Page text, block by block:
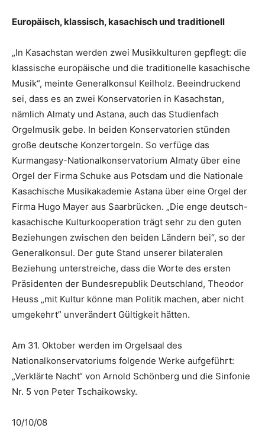
Europäisch, klassisch, kasachisch und traditionell
„In Kasachstan werden zwei Musikkulturen gepflegt: die
klassische europäische und die traditionelle kasachische
Musik“, meinte Generalkonsul Keilholz. Beeindruckend
sei, dass es an zwei Konservatorien in Kasachstan,
nämlich Almaty und Astana, auch das Studienfach
Orgelmusik gebe. In beiden Konservatorien stünden
große deutsche Konzertorgeln. So verfüge das
Kurmangasy-Nationalkonservatorium Almaty über eine
Orgel der Firma Schuke aus Potsdam und die Nationale
Kasachische Musikakademie Astana über eine Orgel der
Firma Hugo Mayer aus Saarbrücken. „Die enge deutsch-
kasachische Kulturkooperation trägt sehr zu den guten
Beziehungen zwischen den beiden Ländern bei“, so der
Generalkonsul. Der gute Stand unserer bilateralen
Beziehung unterstreiche, dass die Worte des ersten
Präsidenten der Bundesrepublik Deutschland, Theodor
Heuss „mit Kultur könne man Politik machen, aber nicht
umgekehrt” unverändert Gültigkeit hätten.
Am 31. Oktober werden im Orgelsaal des
Nationalkonservatoriums folgende Werke aufgeführt:
„Verklärte Nacht“ von Arnold Schönberg und die Sinfonie
Nr. 5 von Peter Tschaikowsky.
10/10/08